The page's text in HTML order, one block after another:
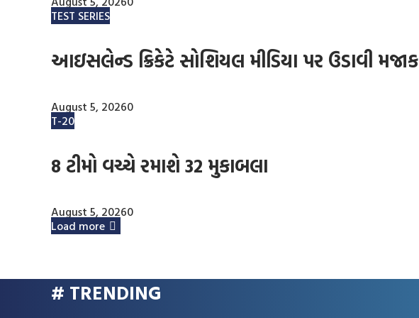
TEST SERIES
આઇસલેન્ડ ક્રિકેટે સોશિયલ મીડિયા પર ઉડાવી મજાક
August 5, 20260
T-20
8 ટીમો વચ્ચે રમાશે 32 મુકાબલા
August 5, 20260
Load more
# TRENDING